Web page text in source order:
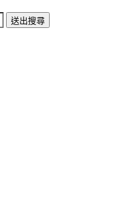
送出搜尋